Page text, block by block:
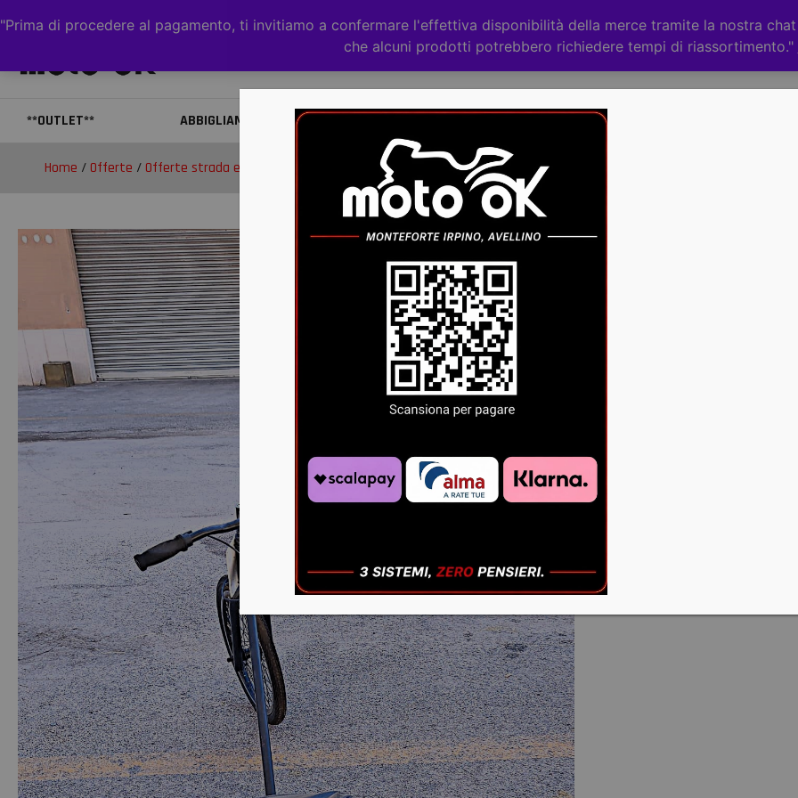
"Prima di procedere al pagamento, ti invitiamo a confermare l'effettiva disponibilità della merce tramite la nostra
che alcuni prodotti potrebbero richiedere tempi di riassortimento."
Categorie
**OUTLET** ABBIGLIAMENTO CASCHI ACCESSORI
Home / Offerte / Offerte strada e fuoristrada / Drift Trike Nero (mod.3)